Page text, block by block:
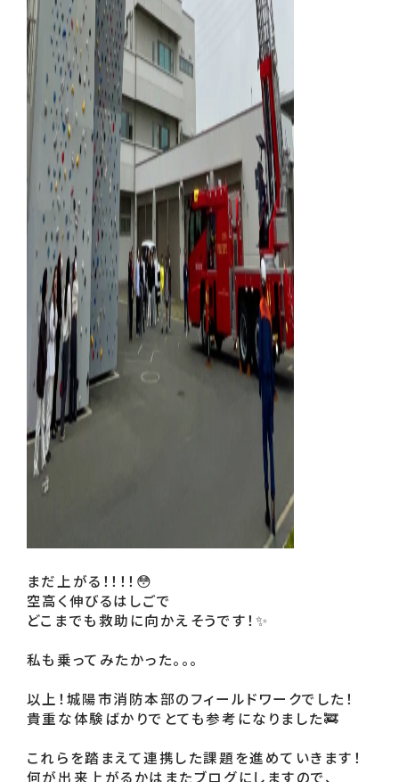
まだ上がる！！！！😳
空高く伸びるはしごで
どこまでも救助に向かえそうです！✨
私も乗ってみたかった。。。
以上！城陽市消防本部のフィールドワークでした！
貴重な体験ばかりでとても参考になりました🚒
これらを踏まえて連携した課題を進めていきます！
何が出来上がるかはまたブログにしますので、